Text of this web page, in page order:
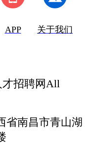
APP 关于我们
才招聘网All
省南昌市青山湖